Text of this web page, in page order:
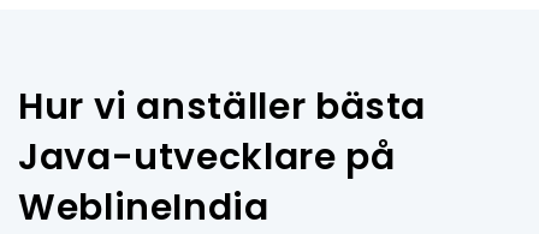
Hur vi anställer bästa
Java-utvecklare på
WeblineIndia